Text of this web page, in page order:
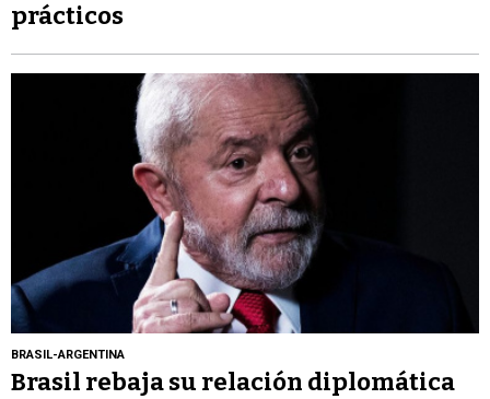
prácticos
BRASIL-ARGENTINA
Brasil rebaja su relación diplomática